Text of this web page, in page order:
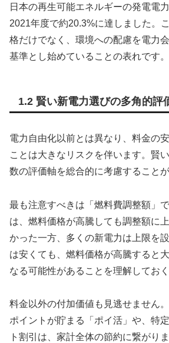
日本の再生可能エネルギーの発電電
2021年度で約20.3%に達しました。
格だけでなく、環境への配慮を電力
基準とし始めていることの表れです。
1.2 賢い新電力選びの多角的評
電力自由化以前とは異なり、料金の
ことは大きなリスクを伴います。賢
数の評価軸を総合的に考慮することが
最も注意すべきは「燃料費調整額」
は、燃料価格が高騰しても調整額に
かった一方、多くの新電力は上限を
は安くても、燃料価格が高騰すると
なる可能性があることを理解してお
料金以外の付加価値も見逃せません
ポイントが貯まる「ポイ活」や、特
ト割引は、家計全体の節約に繋がり